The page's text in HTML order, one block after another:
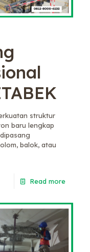
struktur
baru lengkap
balok, atau
Read more